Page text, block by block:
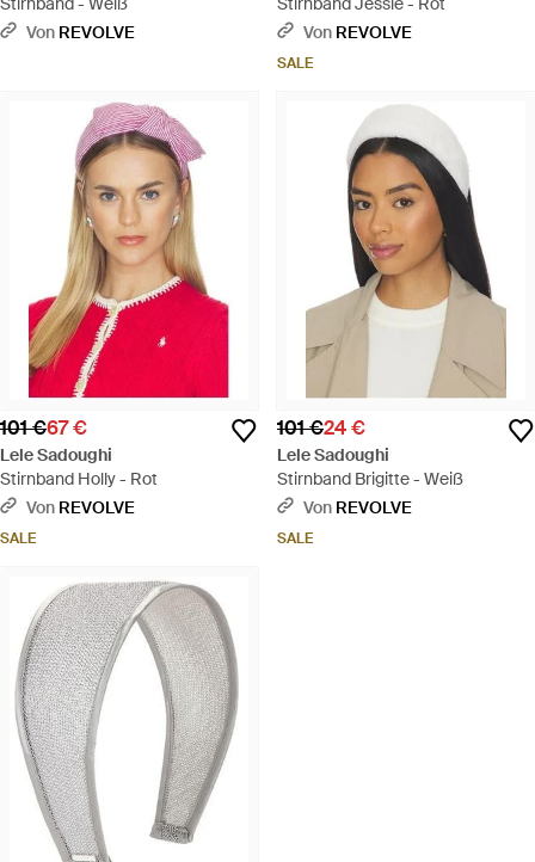
Von REVOLVE
Von REVOLVE
SALE
101 €67 €
Lele Sadoughi
Stirnband Holly - Rot
Von REVOLVE
SALE
101 €24 €
Lele Sadoughi
Stirnband Brigitte - Weiß
Von REVOLVE
SALE